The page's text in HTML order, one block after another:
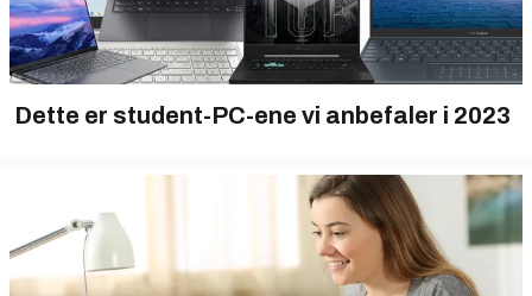
Dette er student-PC-ene vi anbefaler i 2023